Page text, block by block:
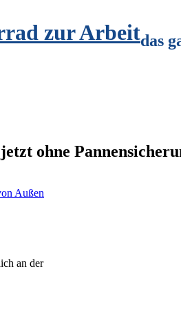
zur Arbeitdas
ohne
an der